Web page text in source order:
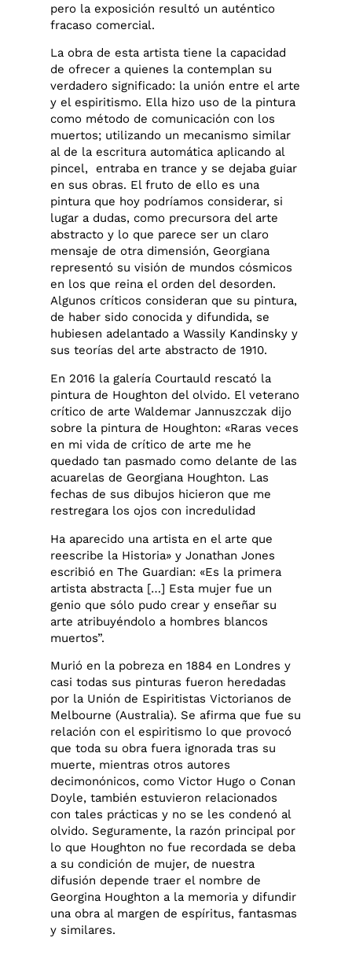
pero la exposición resultó un auténtico
fracaso comercial.
La obra de esta artista tiene la capacidad
de ofrecer a quienes la contemplan su
verdadero significado: la unión entre el arte
y el espiritismo. Ella hizo uso de la pintura
como método de comunicación con los
muertos; utilizando un mecanismo similar
al de la escritura automática aplicando al
pincel, entraba en trance y se dejaba guiar
en sus obras. El fruto de ello es una
pintura que hoy podríamos considerar, si
lugar a dudas, como precursora del arte
abstracto y lo que parece ser un claro
mensaje de otra dimensión, Georgiana
representó su visión de mundos cósmicos
en los que reina el orden del desorden.
Algunos críticos consideran que su pintura,
de haber sido conocida y difundida, se
hubiesen adelantado a Wassily Kandinsky y
sus teorías del arte abstracto de 1910.
En 2016 la galería Courtauld rescató la
pintura de Houghton del olvido. El veterano
crítico de arte Waldemar Jannuszczak dijo
sobre la pintura de Houghton: «Raras veces
en mi vida de crítico de arte me he
quedado tan pasmado como delante de las
acuarelas de Georgiana Houghton. Las
fechas de sus dibujos hicieron que me
restregara los ojos con incredulidad
Ha aparecido una artista en el arte que
reescribe la Historia» y Jonathan Jones
escribió en The Guardian: «Es la primera
artista abstracta […] Esta mujer fue un
genio que sólo pudo crear y enseñar su
arte atribuyéndolo a hombres blancos
muertos”.
Murió en la pobreza en 1884 en Londres y
casi todas sus pinturas fueron heredadas
por la Unión de Espiritistas Victorianos de
Melbourne (Australia). Se afirma que fue su
relación con el espiritismo lo que provocó
que toda su obra fuera ignorada tras su
muerte, mientras otros autores
decimonónicos, como Victor Hugo o Conan
Doyle, también estuvieron relacionados
con tales prácticas y no se les condenó al
olvido. Seguramente, la razón principal por
lo que Houghton no fue recordada se deba
a su condición de mujer, de nuestra
difusión depende traer el nombre de
Georgina Houghton a la memoria y difundir
una obra al margen de espíritus, fantasmas
y similares.